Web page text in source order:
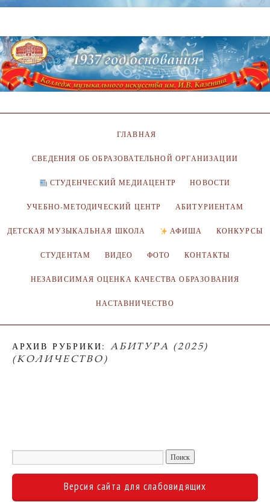
ГЛАВНАЯ
СВЕДЕНИЯ ОБ ОБРАЗОВАТЕЛЬНОЙ ОРГАНИЗАЦИИ
СТУДЕНЧЕСКИЙ МЕДИАЦЕНТР НОВОСТИ
УЧЕБНО-МЕТОДИЧЕСКИЙ ЦЕНТР АБИТУРИЕНТАМ
ДЕТСКАЯ МУЗЫКАЛЬНАЯ ШКОЛА АФИША КОНКУРСЫ
СТУДЕНТАМ ВИДЕО ФОТО КОНТАКТЫ
НЕЗАВИСИМАЯ ОЦЕНКА КАЧЕСТВА ОБРАЗОВАНИЯ
НАСТАВНИЧЕСТВО
АРХИВ РУБРИКИ: АБИТУРА (2025)
(КОЛИЧЕСТВО)
Версия сайта для слабовидящих